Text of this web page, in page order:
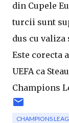
din Cupele
turcii sunt
dus cu
Este corecta
UEFA ca
Champions
CHAMPIONS